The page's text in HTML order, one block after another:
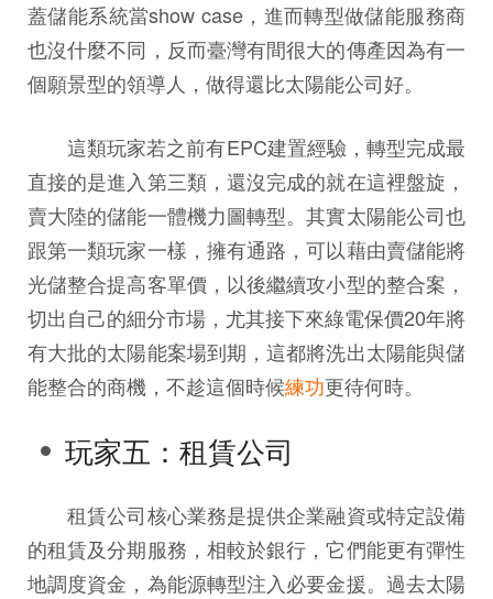
蓋儲能系統當show case，進而轉型做儲能服務商
也沒什麼不同，反而臺灣有間很大的傳產因為有一
個願景型的領導人，做得還比太陽能公司好。
這類玩家若之前有EPC建置經驗，轉型完成最
直接的是進入第三類，還沒完成的就在這裡盤旋，
賣大陸的儲能一體機力圖轉型。其實太陽能公司也
跟第一類玩家一樣，擁有通路，可以藉由賣儲能將
光儲整合提高客單價，以後繼續攻小型的整合案，
切出自己的細分市場，尤其接下來綠電保價20年將
有大批的太陽能案場到期，這都將洗出太陽能與儲
能整合的商機，不趁這個時候練功更待何時。
玩家五：租賃公司
租賃公司核心業務是提供企業融資或特定設備
的租賃及分期服務，相較於銀行，它們能更有彈性
地調度資金，為能源轉型注入必要金援。過去太陽